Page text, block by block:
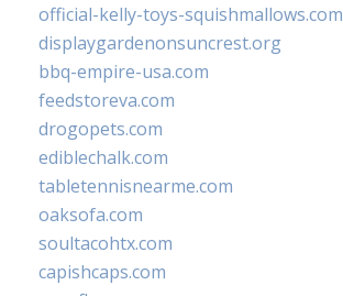
official-kelly-toys-squishmallows.com
displaygardenonsuncrest.org
bbq-empire-usa.com
feedstoreva.com
drogopets.com
ediblechalk.com
tabletennisnearme.com
oaksofa.com
soultacohtx.com
capishcaps.com